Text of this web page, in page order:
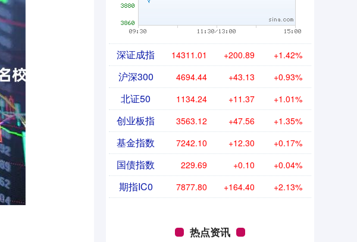
深证成指 14311.01 +200.89 +1.42%
沪深300 4694.44 +43.13 +0.93%
北证50 1134.24 +11.37 +1.01%
创业板指 3563.12 +47.56 +1.35%
基金指数 7242.10 +12.30 +0.17%
国债指数 229.69 +0.10 +0.04%
期指IC0 7877.80 +164.40 +2.13%
热点资讯